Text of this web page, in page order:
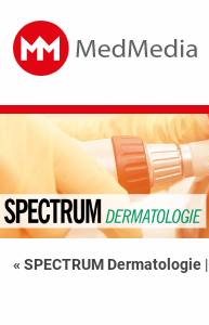
« SPECTRUM Dermatologie |